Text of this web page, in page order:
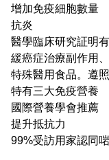
增加免疫細胞數量
抗炎
醫學臨床研究証明
緩癌症治療副作用
特殊醫用食品。遵
特有三大免疫營養
國際營養學會推薦
提升抵抗力
99%受訪用家認同